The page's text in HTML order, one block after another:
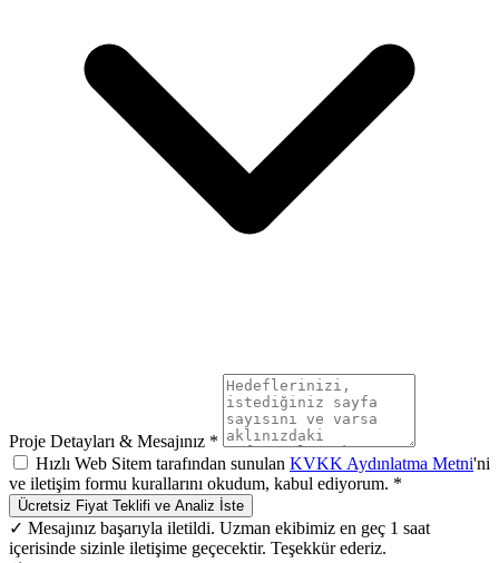
Proje Detayları & Mesajınız *
Hızlı Web Sitem tarafından sunulan KVKK Aydınlatma Metni'ni
ve iletişim formu kurallarını okudum, kabul ediyorum. *
Ücretsiz Fiyat Teklifi ve Analiz İste
✓ Mesajınız başarıyla iletildi. Uzman ekibimiz en geç 1 saat
içerisinde sizinle iletişime geçecektir. Teşekkür ederiz.